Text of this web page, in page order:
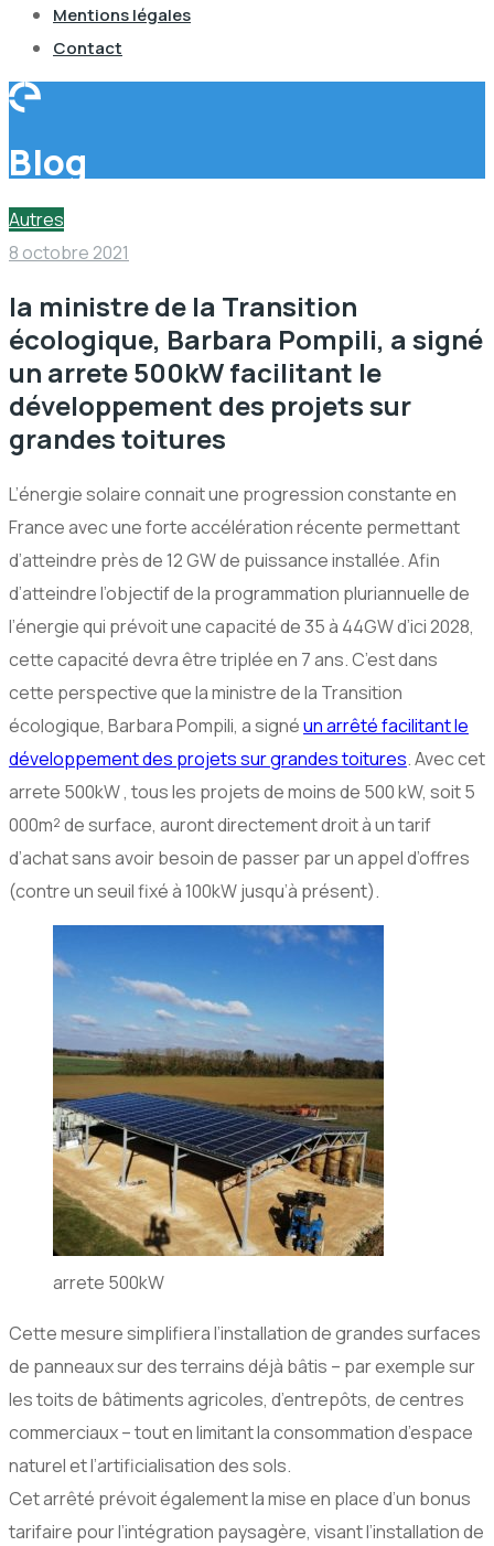
Mentions légales
Contact
Blog
Autres
8 octobre 2021
la ministre de la Transition
écologique, Barbara Pompili, a signé
un arrete 500kW facilitant le
développement des projets sur
grandes toitures
L’énergie solaire connait une progression constante en
France avec une forte accélération récente permettant
d’atteindre près de 12 GW de puissance installée. Afin
d’atteindre l’objectif de la programmation pluriannuelle de
l’énergie qui prévoit une capacité de 35 à 44GW d’ici 2028,
cette capacité devra être triplée en 7 ans. C’est dans
cette perspective que la ministre de la Transition
écologique, Barbara Pompili, a signéun arrêté facilitant le
développement des projets sur grandes toitures. Avec cet
arrete 500kW , tous les projets de moins de 500 kW, soit 5
000m² de surface, auront directement droit à un tarif
d’achat sans avoir besoin de passer par un appel d’offres
(contre un seuil fixé à 100kW jusqu’à présent).
arrete 500kW
Cette mesure simplifiera l’installation de grandes surfaces
de panneaux sur des terrains déjà bâtis – par exemple sur
les toits de bâtiments agricoles, d’entrepôts, de centres
commerciaux – tout en limitant la consommation d’espace
naturel et l’artificialisation des sols.
Cet arrêté prévoit également la mise en place d’un bonus
tarifaire pour l’intégration paysagère, visant l’installation de